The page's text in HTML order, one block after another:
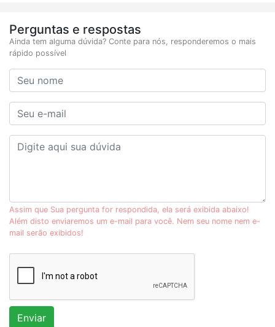
Perguntas e respostas
Ainda tem alguma dúvida? Conte para nós, responderemos o mais
rápido possível
Assim que Sua pergunta for respondida, ela será exibida abaixo!
Além disto enviaremos um e-mail para você. Nem seu nome nem e-
mail serão exibidos!
Enviar